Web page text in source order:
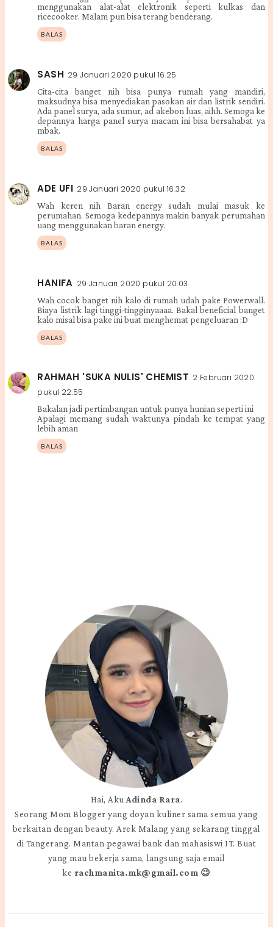
menggunakan alat-alat elektronik seperti kulkas dan
ricecooker. Malam pun bisa terang benderang.
BALAS
SASH 29 Januari 2020 pukul 16.25
Cita-cita banget nih bisa punya rumah yang mandiri,
maksudnya bisa menyediakan pasokan air dan listrik sendiri.
Ada panel surya, ada sumur, ad akebon luas, aihh. Semoga ke
depannya harga panel surya macam ini bisa bersahabat ya
mbak.
BALAS
ADE UFI 29 Januari 2020 pukul 16.32
Wah keren nih Baran energy sudah mulai masuk ke
perumahan. Semoga kedepannya makin banyak perumahan
uang menggunakan baran energy.
BALAS
HANIFA 29 Januari 2020 pukul 20.03
Wah cocok banget nih kalo di rumah udah pake Powerwall.
Biaya listrik lagi tinggi-tingginyaaaa. Bakal beneficial banget
kalo misal bisa pake ini buat menghemat pengeluaran :D
BALAS
RAHMAH 'SUKA NULIS' CHEMIST 2 Februari 2020
pukul 22.55
Bakalan jadi pertimbangan untuk punya hunian seperti ini
Apalagi memang sudah waktunya pindah ke tempat yang
lebih aman
BALAS
Hai, AkuAdinda Rara.
Seorang Mom Blogger yang doyan kuliner sama semua yang
berkaitan dengan beauty. Arek Malang yang sekarang tinggal
di Tangerang. Mantan pegawai bank dan mahasiswi IT. Buat
yang mau bekerja sama, langsung saja email
ke rachmanita.mk@gmail.com 😉